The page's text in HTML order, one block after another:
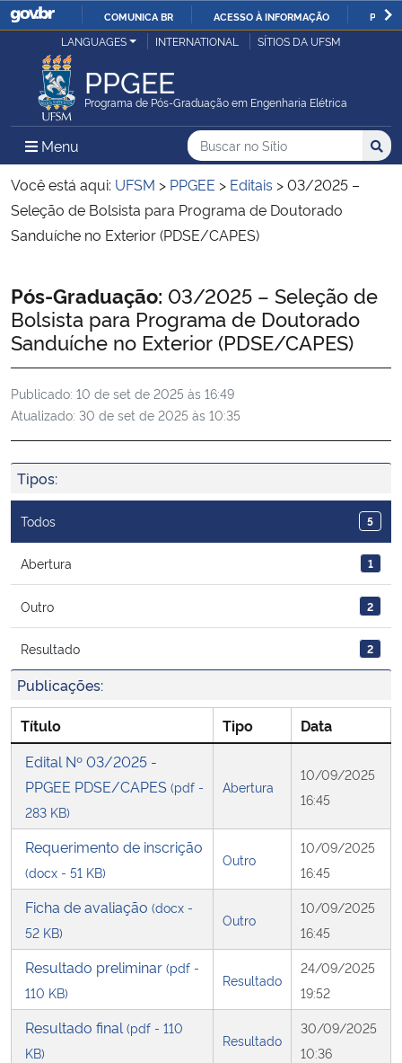
IR
COMUNICA BR ACESSO À INFORMAÇÃO
Ministério da Justiça e Segurança Pública
Ministério da Defesa
Ministério das Relações Exteriores
Ministério da Economia
Ministério da Agricultura, Pecuária e Abastecimento
Ministério da Educação
Ministério da Cidadania
Ministério da Saúde
Ministério da Ciência, Tecnologia, Inovações e Comunicações
Ministério do Meio Ambiente
Ministério do Turismo
Ministério da Mulher, da Família e dos Direitos Humanos
Secretaria-Geral
Secretaria de Governo
Gabinete de Segurança Institucional
Advocacia-Geral da União
Banco Central do Brasil
LANGUAGES INTERNATIONAL SÍTIOS DA UFSM
PPGEE
Programa de Pós-Graduação em Engenharia Elétrica
Menu Menu Principal do Sítio
Busca
Buscar no no Sítio
Busca:
Você está aqui: UFSM > PPGEE > Editais >03/2025 –
Seleção de Bolsista para Programa de Doutorado
Sanduíche no Exterior (PDSE/CAPES)
Início do conteúdo
Pós-Graduação: 03/2025 – Seleção de
Bolsista para Programa de Doutorado
Sanduíche no Exterior (PDSE/CAPES)
Publicado: 10 de set de 2025 às 16:49
Atualizado: 30 de set de 2025 às 10:35
Tipos:
Todos 5
Abertura 1
Outro 2
Resultado 2
Publicações:
Título Tipo
Data
Edital Nº 03/2025 -
PPGEE PDSE/CAPES (pdf -
283 KB)
Abertura
10/09/2025
16:45
Requerimento de inscrição
(docx - 51 KB)
Outro
10/09/2025
16:45
Ficha de avaliação (docx -
52 KB)
Outro
10/09/2025
16:45
Resultado preliminar (pdf -
110 KB)
Resultado
24/09/2025
19:52
Resultado final (pdf - 110
KB)
Resultado
30/09/2025
10:36